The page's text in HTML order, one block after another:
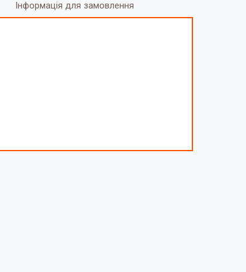
Інформація для замовлення